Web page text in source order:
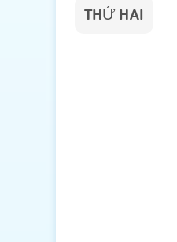
THỨ HAI